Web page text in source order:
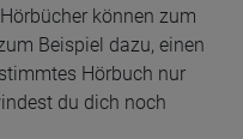
können zum
Beispiel dazu, einen
Hörbuch nur
du dich noch